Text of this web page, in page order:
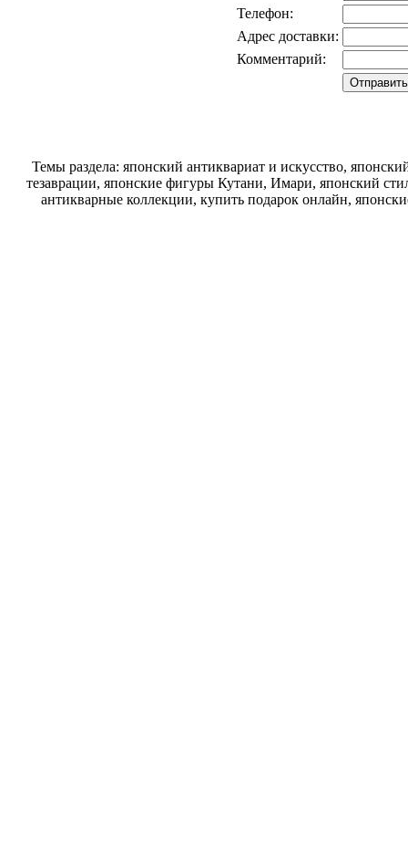
Телефон:
Адрес доставки:
Комментарий:
Темы раздела: японский антиквариат и искусство,
тезаврации, японские фигуры Кутани, Имари, японский
антикварные коллекции, купить подарок онлайн,